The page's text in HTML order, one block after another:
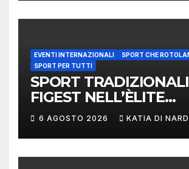
EVENTI INTERNAZIONALI
SPORT CHE
SPORT PER TUTTI
SPORT
FIGEST NELL’ÈLITE
MONDIALE: LA
DELEGAZIONE
PROTAGONISTA AL
CONVEGNO TAFISA A
6 AGOSTO 2026 KATIA DI